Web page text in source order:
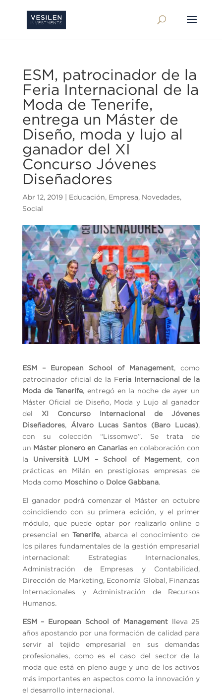
ESM, patrocinador de la
Feria Internacional de la
Moda de Tenerife,
entrega un Máster de
Diseño, moda y lujo al
ganador del XI
Concurso Jóvenes
Diseñadores
Abr 12, 2019| Educación, Empresa, Novedades,
Social
ESM – European School of Management, como
patrocinador oficial de la Feria Internacional de la
Moda de Tenerife, entregó en la noche de ayer un
Máster Oficial de Diseño, Moda y Lujo al ganador
del XI Concurso Internacional de Jóvenes
Diseñadores, Álvaro Lucas Santos (Baro Lucas),
con su colección “Lissomwo”. Se trata de
un Máster pionero en Canarias en colaboración con
la Università LUM – School of Magement, con
prácticas en Milán en prestigiosas empresas de
Moda como Moschinoo Dolce Gabbana.
El ganador podrá comenzar el Máster en octubre
coincidiendo con su primera edición, y el primer
módulo, que puede optar por realizarlo online o
presencial enTenerife, abarca el conocimiento de
los pilares fundamentales de la gestión empresarial
internacional: Estrategias Internacionales,
Administración de Empresas y Contabilidad,
Dirección de Marketing, Economía Global, Finanzas
Internacionales y Administración de Recursos
Humanos.
ESM – European School of Managementlleva 25
años apostando por una formación de calidad para
servir al tejido empresarial en sus demandas
profesionales, como es el caso del sector de la
moda que está en pleno auge y uno de los activos
más importantes en aspectos como la innovación y
el desarrollo internacional.